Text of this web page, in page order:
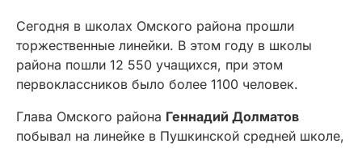
Сегодня в школах Омского района прошли
торжественные линейки. В этом году в школы
района пошли 12 550 учащихся, при этом
первоклассников было более 1100 человек.
Глава Омского района Геннадий Долматов
побывал на линейке в Пушкинской средней школе,